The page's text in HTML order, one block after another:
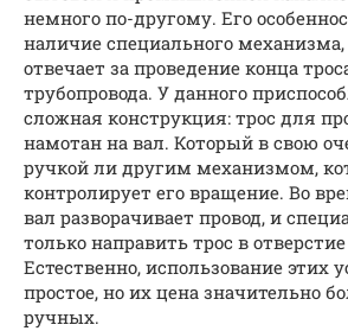
немного по-другому. Его
наличие специального
отвечает за проведение конца
трубопровода. У данного
сложная конструкция: трос для
намотан на вал. Который в свою
ручкой ли другим механизмом,
контролирует его вращение. Во
вал разворачивает провод, и
только направить трос в
Естественно, использование этих
простое, но их цена значительно
ручных.